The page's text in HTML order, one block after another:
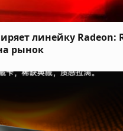
линейку Radeon:
рынок